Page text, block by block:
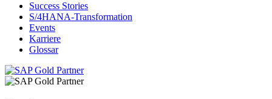
Success Stories
S/4HANA-Transformation
Events
Karriere
Glossar